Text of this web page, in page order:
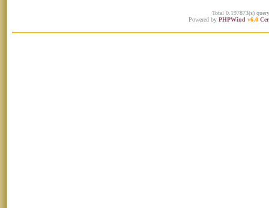
Total 0.197873(s)
Powered by PHPWind v6.0